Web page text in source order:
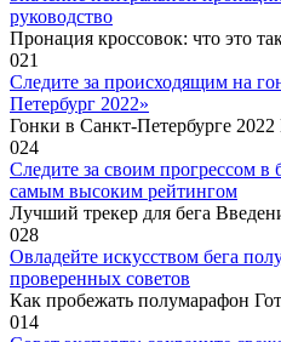
руководство
Пронация кроссовок: что это
021
Следите за происходящим на
Петербург 2022»
Гонки в Санкт-Петербурге
024
Следите за своим прогрессом в
самым высоким рейтингом
Лучший трекер для бега
028
Овладейте искусством бега
проверенных советов
Как пробежать полумарафон
014